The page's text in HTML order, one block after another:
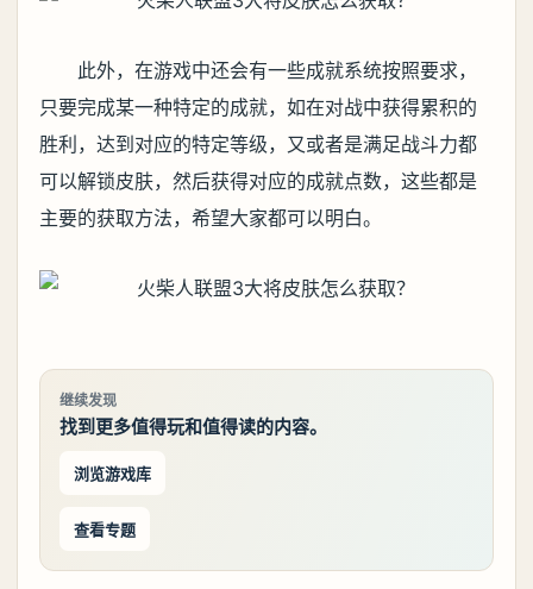
此外，在游戏中还会有一些成就系统按照要求，
只要完成某一种特定的成就，如在对战中获得累积的
胜利，达到对应的特定等级，又或者是满足战斗力都
可以解锁皮肤，然后获得对应的成就点数，这些都是
主要的获取方法，希望大家都可以明白。
继续发现
找到更多值得玩和值得读的内容。
浏览游戏库
查看专题